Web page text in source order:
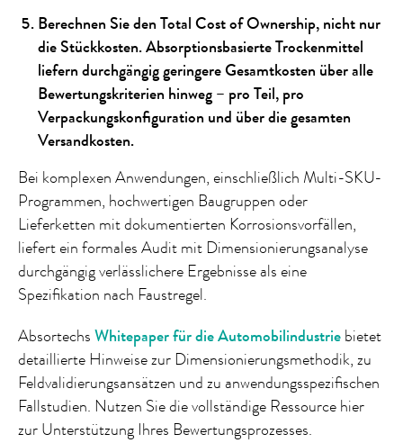
Berechnen Sie den Total Cost of Ownership, nicht nur
die Stückkosten. Absorptionsbasierte Trockenmittel
liefern durchgängig geringere Gesamtkosten über alle
Bewertungskriterien hinweg – pro Teil, pro
Verpackungskonfiguration und über die gesamten
Versandkosten.
Bei komplexen Anwendungen, einschließlich Multi-SKU-
Programmen, hochwertigen Baugruppen oder
Lieferketten mit dokumentierten Korrosionsvorfällen,
liefert ein formales Audit mit Dimensionierungsanalyse
durchgängig verlässlichere Ergebnisse als eine
Spezifikation nach Faustregel.
AbsortechsWhitepaper für die Automobilindustriebietet
detaillierte Hinweise zur Dimensionierungsmethodik, zu
Feldvalidierungsansätzen und zu anwendungsspezifischen
Fallstudien. Nutzen Sie die vollständige Ressource hier
zur Unterstützung Ihres Bewertungsprozesses.